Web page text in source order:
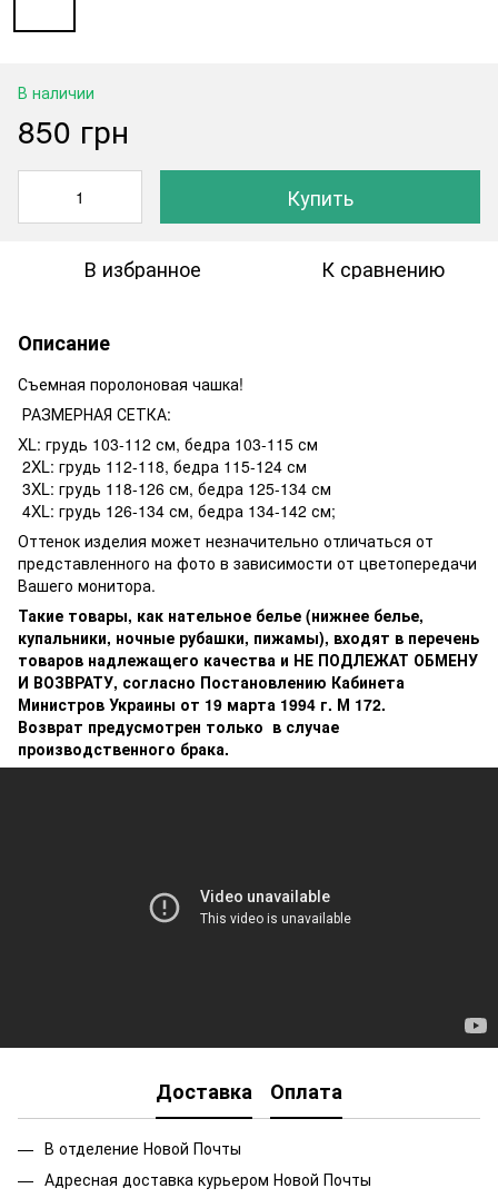
В наличии
850 грн
Купить
В избранное К сравнению
Описание
Съемная поролоновая чашка!
РАЗМЕРНАЯ СЕТКА:
XL: грудь 103-112 см, бедра 103-115 см
2XL: грудь 112-118, бедра 115-124 см
3XL: грудь 118-126 см, бедра 125-134 см
4XL: грудь 126-134 см, бедра 134-142 см;
Оттенок изделия может незначительно отличаться от
представленного на фото в зависимости от цветопередачи
Вашего монитора.
Такие товары, как нательное белье (нижнее белье,
купальники, ночные рубашки, пижамы), входят в перечень
товаров надлежащего качества и НЕ ПОДЛЕЖАТ ОБМЕНУ
И ВОЗВРАТУ, согласно Постановлению Кабинета
Министров Украины от 19 марта 1994 г. М 172.
Возврат предусмотрен только в случае
производственного брака.
Доставка Оплата
В отделение Новой Почты
Адресная доставка курьером Новой Почты